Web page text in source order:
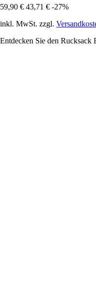
59,90 € 43,71 € -27%
inkl. MwSt. zzgl.
Entdecken Sie den Rucksack